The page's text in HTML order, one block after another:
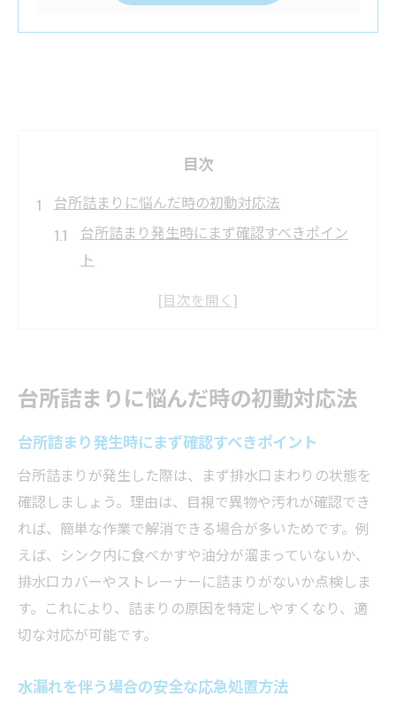
目次
台所詰まりに悩んだ時の初動対応法
台所詰まり発生時にまず確認すべきポイン
ト
専門業者に頼る前にできる初動対応の方法
水漏れが起きる前にできる予防策とは
台所詰まり予防のための日常点検ポイント
排水口の掃除で台所詰まりと水漏れ予防
劣化しやすい部分のチェック習慣を身につ
ける
台所詰まりを防ぐための道具と使い方
水回りトラブルを減らす簡単なセルフメン
テ術
台所詰まりに悩んだ時の初動対応法
台所詰まり発生時にまず確認すべきポイント
台所詰まりが発生した際は、まず排水口まわりの状態を
確認しましょう。理由は、目視で異物や汚れが確認でき
れば、簡単な作業で解消できる場合が多いためです。例
えば、シンク内に食べかすや油分が溜まっていないか、
排水口カバーやストレーナーに詰まりがないか点検しま
す。これにより、詰まりの原因を特定しやすくなり、適
切な対応が可能です。
水漏れを伴う場合の安全な応急処置方法